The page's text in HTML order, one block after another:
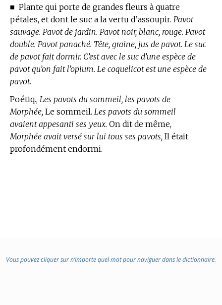
■ Plante qui porte de grandes fleurs à quatre
pétales, et dont le suc a la vertu d’assoupir. Pavot
sauvage. Pavot de jardin. Pavot noir, blanc, rouge. Pavot
double. Pavot panaché. Tête, graine, jus de pavot. Le suc
de pavot fait dormir. C’est avec le suc d’une espèce de
pavot qu’on fait l’opium. Le coquelicot est une espèce de
pavot.
Poétiq., Les pavots du sommeil, les pavots de
Morphée, Le sommeil. Les pavots du sommeil
avaient appesanti ses yeux. On dit de même,
Morphée avait versé sur lui tous ses pavots, Il était
profondément endormi.
Vous pouvez cliquer sur n’importe quel mot pour naviguer dans le dictionnaire.